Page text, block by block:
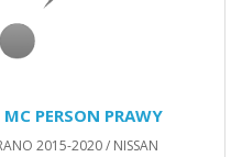
PERSON PRAWY
2015-2020 / NISSAN